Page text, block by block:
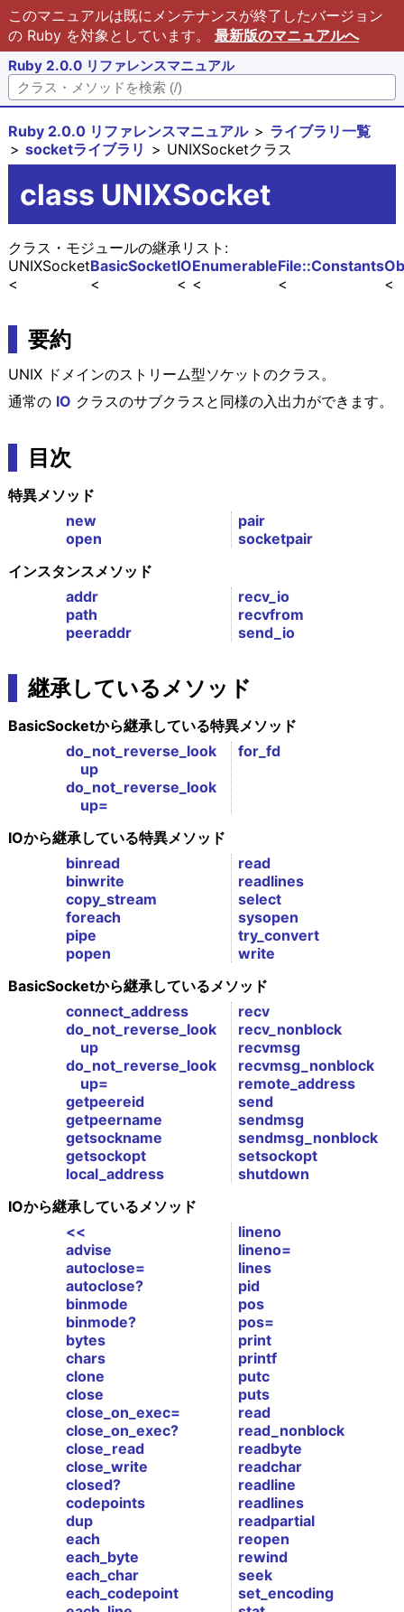
このマニュアルは既にメンテナンスが終了したバージョン
の Ruby を対象としています。 最新版のマニュアルへ
Ruby 2.0.0 リファレンスマニュアル
Ruby 2.0.0 リファレンスマニュアル
ライブラリ一覧
socketライブラリ
UNIXSocketクラス
class UNIXSocket
クラス・モジュールの継承リスト:
File::Constants
Enumerable
IO
BasicSocket
UNIXSocket
要約
UNIX ドメインのストリーム型ソケットのクラス。
通常の IO クラスのサブクラスと同様の入出力ができます。
目次
特異メソッド
new
open
pair
socketpair
インスタンスメソッド
addr
path
peeraddr
recv_io
recvfrom
send_io
継承しているメソッド
BasicSocketから継承している特異メソッド
do_not_reverse_look
up
do_not_reverse_look
up=
for_fd
IOから継承している特異メソッド
binread
binwrite
copy_stream
foreach
pipe
popen
read
readlines
select
sysopen
try_convert
write
BasicSocketから継承しているメソッド
connect_address
do_not_reverse_look
up
do_not_reverse_look
up=
getpeereid
getpeername
getsockname
getsockopt
local_address
recv
recv_nonblock
recvmsg
recvmsg_nonblock
remote_address
send
sendmsg
sendmsg_nonblock
setsockopt
shutdown
IOから継承しているメソッド
<<
advise
autoclose=
autoclose?
binmode
binmode?
bytes
chars
clone
close
close_on_exec=
close_on_exec?
close_read
close_write
closed?
codepoints
dup
each
each_byte
each_char
each_codepoint
lineno
lineno=
lines
pid
pos
pos=
print
printf
putc
puts
read
read_nonblock
readbyte
readchar
readline
readlines
readpartial
reopen
rewind
seek
set_encoding